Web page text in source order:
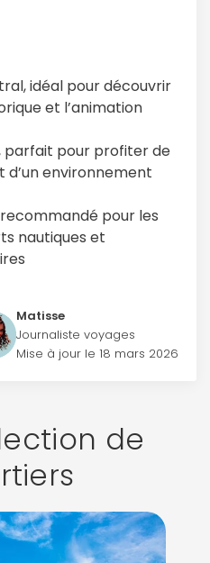
idéal pour découvrir
et l’animation
parfait pour profiter de
d’un environnement
pour les
nautiques et
Matisse
Journaliste voyages
Mise à jour le 18 mars 2026
de